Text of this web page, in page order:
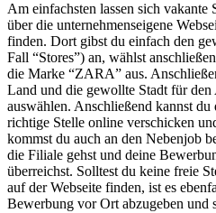
Am einfachsten lassen sich vakante
über die unternehmenseigene
finden. Dort gibst du einfach den
Fall “Stores”) an, wählst
die Marke “ZARA” aus.
Land und die gewollte Stadt für
auswählen. Anschließend kannst
richtige Stelle online verschicken
kommst du auch an den Nebenjob
die Filiale gehst und deine
überreichst. Solltest du keine freie
auf der Webseite finden, ist es
Bewerbung vor Ort abzugeben und